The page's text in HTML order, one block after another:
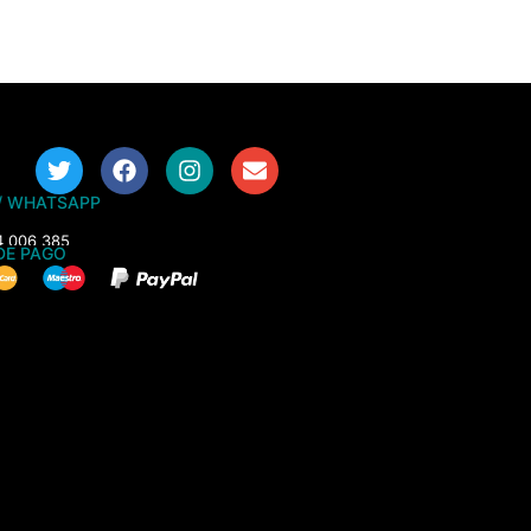
WHATSAPP
006 385
PAGO